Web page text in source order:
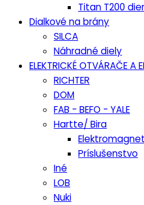
Titan T200
Dialkové na brány
SILCA
Náhradné diely
ELEKTRICKÉ OTVÁRAČE A
RICHTER
DOM
FAB - BEFO - YALE
Hartte/ Bira
Príslušenstvo
Iné
LOB
Nuki